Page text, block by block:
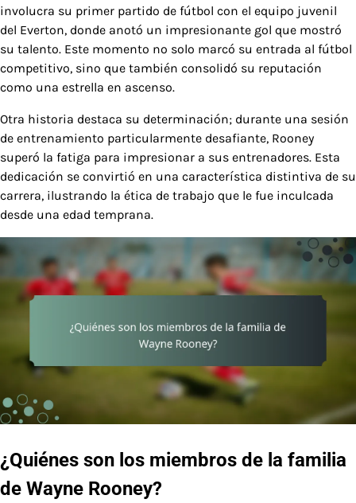
involucra su primer partido de fútbol con el equipo juvenil
del Everton, donde anotó un impresionante gol que mostró
su talento. Este momento no solo marcó su entrada al fútbol
competitivo, sino que también consolidó su reputación
como una estrella en ascenso.
Otra historia destaca su determinación; durante una sesión
de entrenamiento particularmente desafiante, Rooney
superó la fatiga para impresionar a sus entrenadores. Esta
dedicación se convirtió en una característica distintiva de su
carrera, ilustrando la ética de trabajo que le fue inculcada
desde una edad temprana.
¿Quiénes son los miembros de la familia
de Wayne Rooney?